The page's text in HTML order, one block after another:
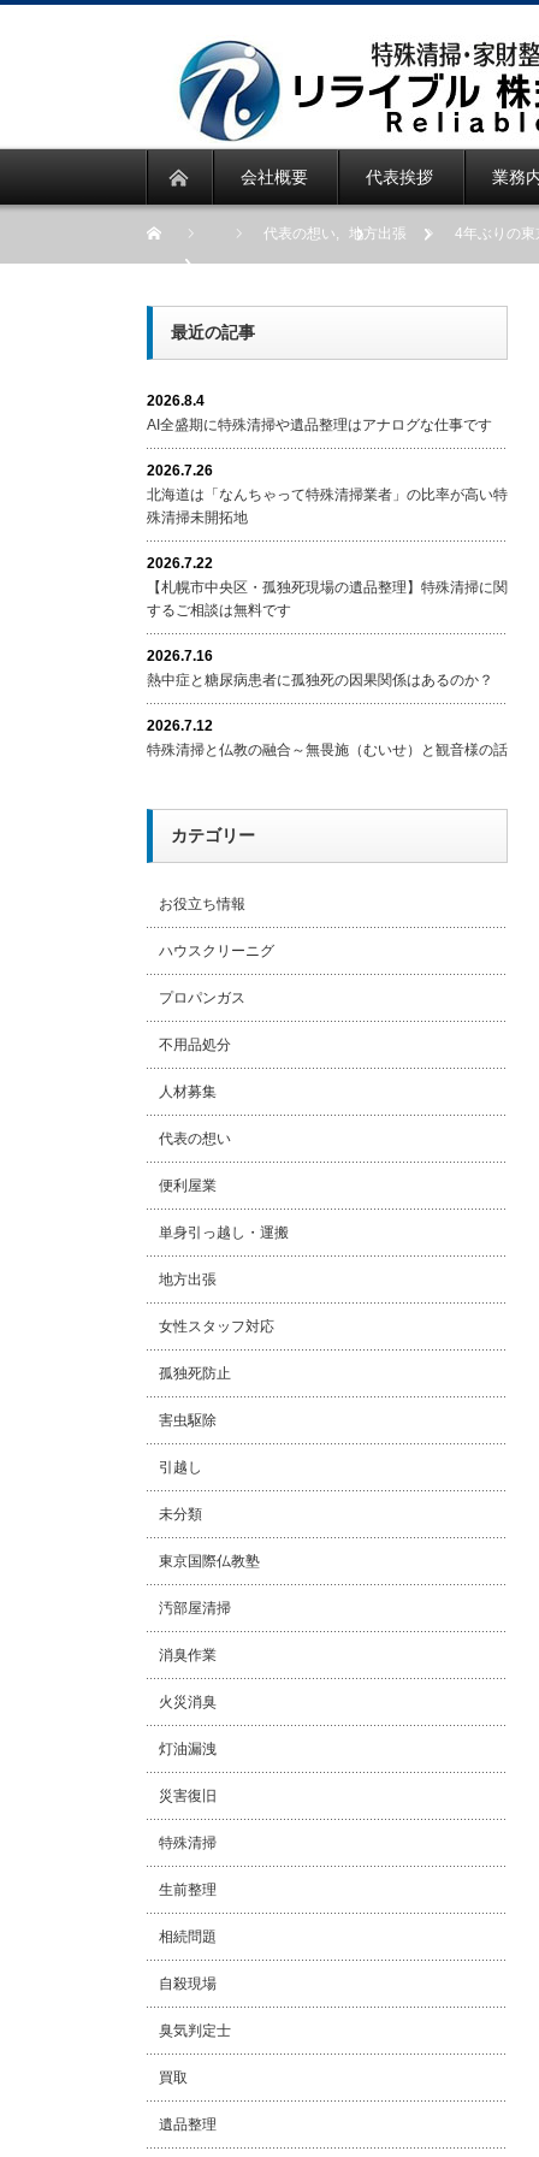
会社概要 代表挨拶 業務
代表の想い, 地方出張 4年ぶりの
最近の記事
2026.8.4
AI全盛期に特殊清掃や遺品整理はアナログな仕事です
2026.7.26
北海道は「なんちゃって特殊清掃業者」の比率が高い特
殊清掃未開拓地
2026.7.22
【札幌市中央区・孤独死現場の遺品整理】特殊清掃に関
するご相談は無料です
2026.7.16
熱中症と糖尿病患者に孤独死の因果関係はあるのか？
2026.7.12
特殊清掃と仏教の融合～無畏施（むいせ）と観音様の話
カテゴリー
お役立ち情報
ハウスクリーニグ
プロパンガス
不用品処分
人材募集
代表の想い
便利屋業
単身引っ越し・運搬
地方出張
女性スタッフ対応
孤独死防止
害虫駆除
引越し
未分類
東京国際仏教塾
汚部屋清掃
消臭作業
火災消臭
灯油漏洩
災害復旧
特殊清掃
生前整理
相続問題
自殺現場
臭気判定士
買取
遺品整理